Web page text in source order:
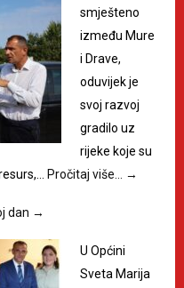
smješteno
između Mure
i Drave,
oduvijek je
svoj razvoj
gradilo uz
rijeke koje su
Pročitaj više… →
dan →
U Općini
Sveta Marija